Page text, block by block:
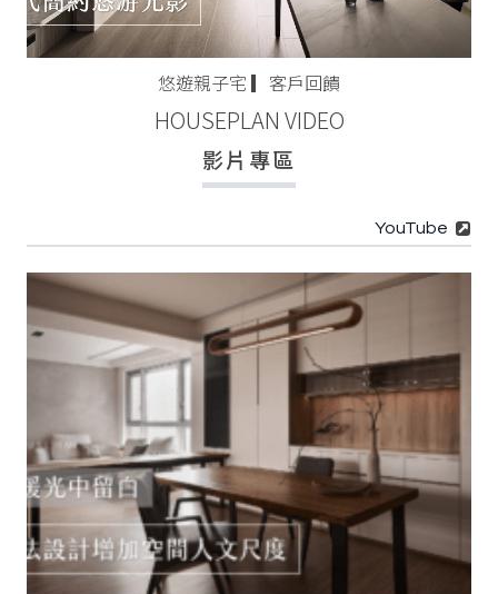
悠遊親子宅 ▎客戶回饋
HOUSEPLAN VIDEO
影片專區
YouTube